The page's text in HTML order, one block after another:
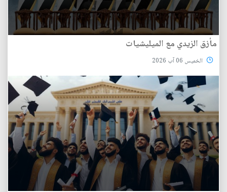
مأزق الزيدي مع الميليشيات
الخميس 06 آب 2026